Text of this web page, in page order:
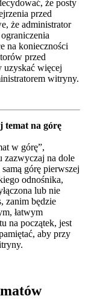
że posty
przed
że administrator
na konieczności
przed
więcej
witryny.
temat na górę
w górę”,
zazwyczaj na dole
górę pierwszej
odnośnika,
lub nie
zanim będzie
łatwym
na początek, jest
aby przy